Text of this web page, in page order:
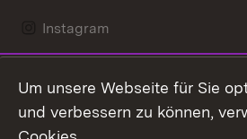
Instagram
Mastodon
Um unsere Webseite für Sie
und verbessern zu können,